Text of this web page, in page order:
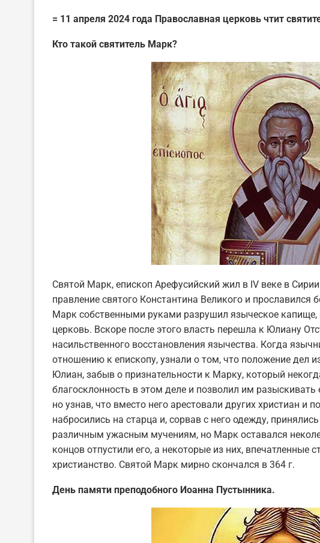
= 11 апреля 2024 года Православная церковь чтит
Кто такой святитель Марк?
Святой Марк, епископ Арефусийский жил в IV веке в
правление святого Константина Великого и
Марк собственными руками разрушил языческое капище,
церковь. Вскоре после этого власть перешла к Юлиану
насильственного восстановления язычества. Когда
отношению к епископу, узнали о том, что положение дел
Юлиан, забыв о признательности к Марку, который
благосклонность в этом деле и позволил им
но узнав, что вместо него арестовали других христиан и
набросились на старца и, сорвав с него одежду,
различным ужасным мучениям, но Марк оставался
концов отпустили его, а некоторые из них, впечатленные
христианство. Святой Марк мирно скончался в 364 г.
День памяти преподобного Иоанна Пустынника.